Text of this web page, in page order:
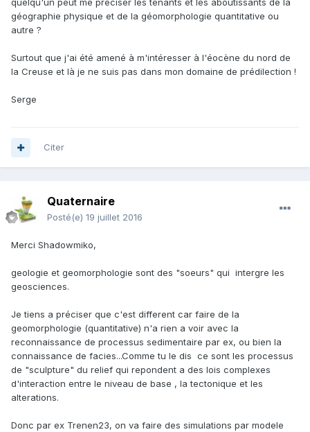
quelqu'un peut me préciser les tenants et les aboutissants de la
géographie physique et de la géomorphologie quantitative ou
autre ?
Surtout que j'ai été amené à m'intéresser à l'éocène du nord de
la Creuse et là je ne suis pas dans mon domaine de prédilection !
Serge
Citer
Quaternaire
Posté(e) 19 juillet 2016
Merci Shadowmiko,
geologie et geomorphologie sont des "soeurs" qui intergre les
geosciences.
Je tiens a préciser que c'est different car faire de la
geomorphologie (quantitative) n'a rien a voir avec la
reconnaissance de processus sedimentaire par ex, ou bien la
connaissance de facies...Comme tu le dis ce sont les processus
de "sculpture" du relief qui repondent a des lois complexes
d'interaction entre le niveau de base , la tectonique et les
alterations.
Donc par ex Trenen23, on va faire des simulations par modele